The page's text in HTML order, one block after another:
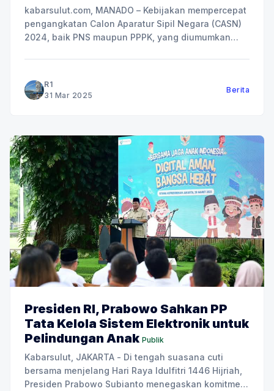
kabarsulut.com, MANADO – Kebijakan mempercepat
pengangkatan Calon Aparatur Sipil Negara (CASN)
2024, baik PNS maupun PPPK, yang diumumkan
Terutama masyarakat di daerah yang sudah bersiap
mengikuti seleksi. Terhadap pengumuman soal
R1
31 Mar 2025
Berita
Presiden RI, Prabowo Sahkan PP
Tata Kelola Sistem Elektronik untuk
Pelindungan Anak Publik
Kabarsulut, JAKARTA - Di tengah suasana cuti
bersama menjelang Hari Raya Idulfitri 1446 Hijriah,
Presiden Prabowo Subianto menegaskan komitmen